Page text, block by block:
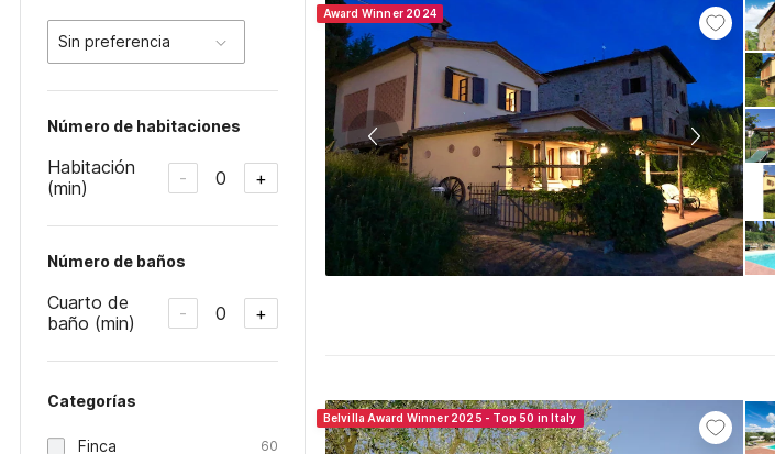
Sin preferencia
Número de habitaciones
Habitación
(min)
- 0 +
Número de baños
Cuarto de
baño (min)
- 0 +
Categorías
Finca 60
Award Winner 2024
Belvilla Award Winner 2025 - Top 50 in Italy